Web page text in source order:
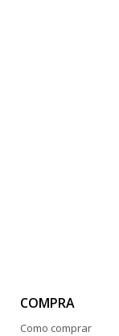
COMPRA
Como comprar